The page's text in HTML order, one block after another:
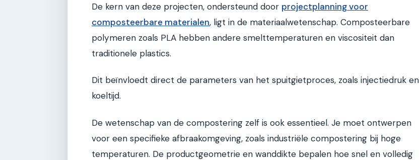
De kern van deze projecten, ondersteund door projectplanning voor
composteerbare materialen, ligt in de materiaalwetenschap. Composteerbare
polymeren zoals PLA hebben andere smelttemperaturen en viscositeit dan
traditionele plastics.
Dit beïnvloedt direct de parameters van het spuitgietproces, zoals injectiedruk en
koeltijd.
De wetenschap van de compostering zelf is ook essentieel. Je moet ontwerpen
voor een specifieke afbraakomgeving, zoals industriële compostering bij hoge
temperaturen. De productgeometrie en wanddikte bepalen hoe snel en volledig